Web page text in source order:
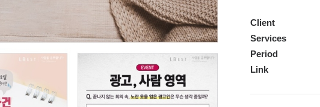
Client
Services
Period
Link